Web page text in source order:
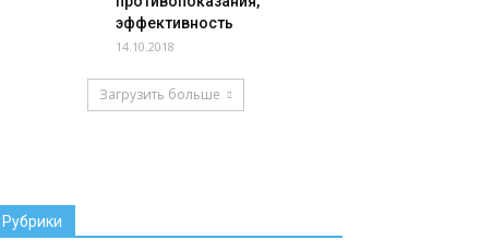
эффективность
14.10.2018
Загрузить больше
Рубрики